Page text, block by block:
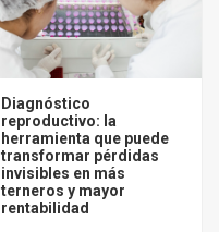
Diagnóstico
reproductivo: la
herramienta que puede
transformar pérdidas
invisibles en más
terneros y mayor
rentabilidad